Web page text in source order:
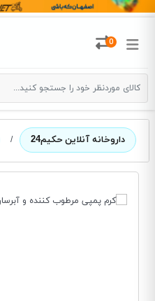
0
داروخانه آنلاین حکیم24 /